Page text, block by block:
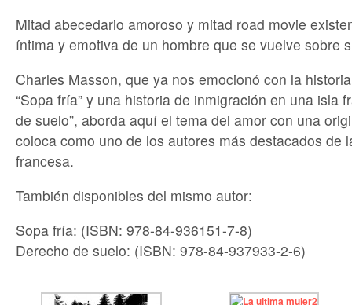
Mitad abecedario amoroso y mitad road movie
íntima y emotiva de un hombre que se vuelve sobre
Charles Masson, que ya nos emocionó con la
“Sopa fría” y una historia de inmigración en una isla
de suelo”, aborda aquí el tema del amor con una
coloca como uno de los autores más destacados de
francesa.
También disponibles del mismo autor:
Sopa fría: (ISBN: 978-84-936151-7-8)
Derecho de suelo: (ISBN: 978-84-937933-2-6)